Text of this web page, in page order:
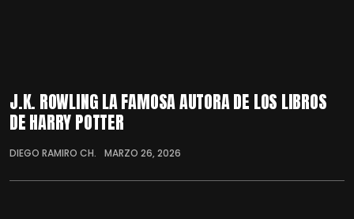
J.K. ROWLING LA FAMOSA AUTORA DE LOS LIBROS
DE HARRY POTTER
DIEGO RAMIRO CH. MARZO 26, 2026